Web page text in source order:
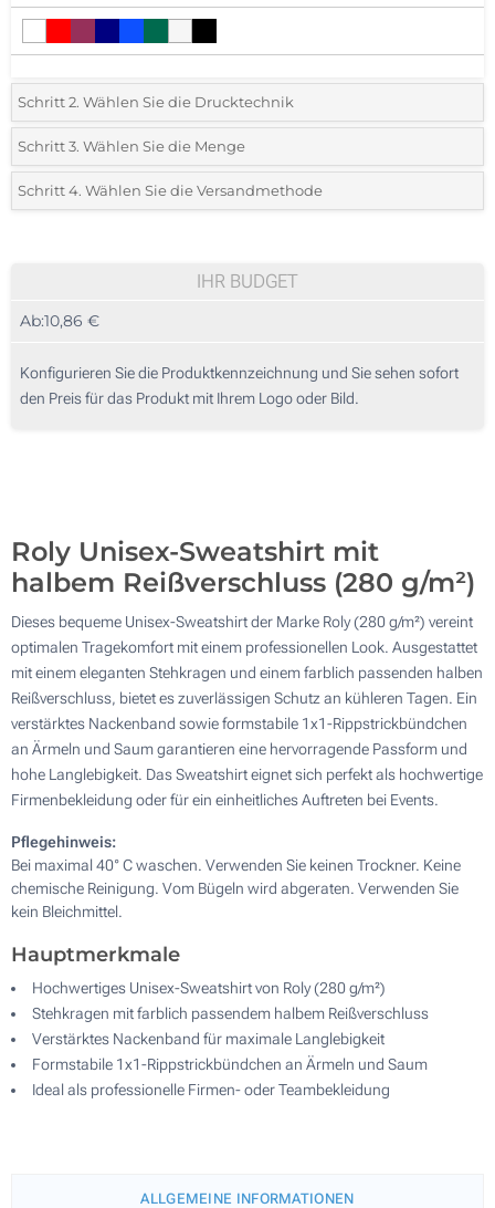
Schritt 2. Wählen Sie die Drucktechnik
*Wählen Sie die Druck- und Farbtechniken für Ihr Logo:
1 Farbig (Auf einer Seite)
3 Farbig (Auf einer Seite)
Sticken (Auf einer Seite)
Schritt 3. Wählen Sie die Menge
*Mindestbestellmenge 5 (Gesamte Bestellung)
Schritt 4. Wählen Sie die Versandmethode
IHR BUDGET
Ab:10,86 €
Konfigurieren Sie die Produktkennzeichnung und Sie sehen sofort
den Preis für das Produkt mit Ihrem Logo oder Bild.
Roly Unisex-Sweatshirt mit
halbem Reißverschluss (280 g/m²)
Dieses bequeme Unisex-Sweatshirt der Marke Roly (280 g/m²) vereint
optimalen Tragekomfort mit einem professionellen Look. Ausgestattet
mit einem eleganten Stehkragen und einem farblich passenden halben
Reißverschluss, bietet es zuverlässigen Schutz an kühleren Tagen. Ein
verstärktes Nackenband sowie formstabile 1x1-Rippstrickbündchen
an Ärmeln und Saum garantieren eine hervorragende Passform und
hohe Langlebigkeit. Das Sweatshirt eignet sich perfekt als hochwertige
Firmenbekleidung oder für ein einheitliches Auftreten bei Events.
Pflegehinweis:
Bei maximal 40° C waschen. Verwenden Sie keinen Trockner. Keine
chemische Reinigung. Vom Bügeln wird abgeraten. Verwenden Sie
kein Bleichmittel.
Hauptmerkmale
Hochwertiges Unisex-Sweatshirt von Roly (280 g/m²)
Stehkragen mit farblich passendem halbem Reißverschluss
Verstärktes Nackenband für maximale Langlebigkeit
Formstabile 1x1-Rippstrickbündchen an Ärmeln und Saum
Ideal als professionelle Firmen- oder Teambekleidung
ALLGEMEINE INFORMATIONEN